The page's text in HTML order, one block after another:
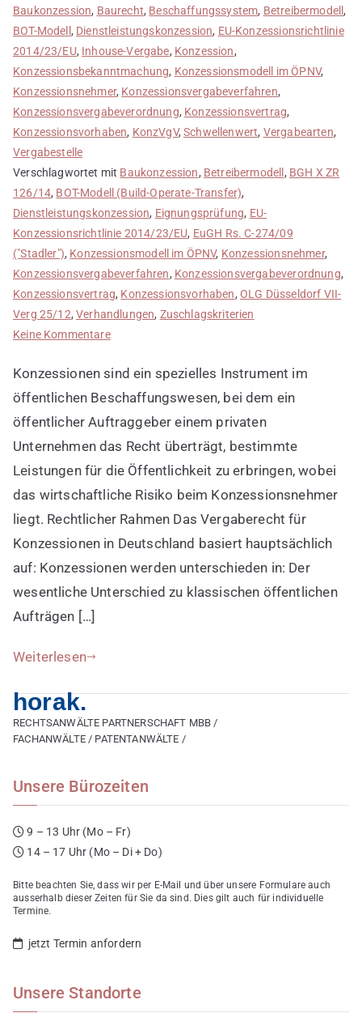
Baukonzession, Baurecht, Beschaffungssystem, Betreibermodell,
BOT-Modell , Dienstleistungskonzession, EU-Konzessionsrichtlinie
2014/23/EU, Inhouse-Vergabe, Konzession,
Konzessionsbekanntmachung, Konzessionsmodell im ÖPNV,
Konzessionsnehmer, Konzessionsvergabeverfahren,
Konzessionsvergabeverordnung, Konzessionsvertrag,
Konzessionsvorhaben, KonzVgV,Schwellenwert, Vergabearten,
Vergabestelle
Verschlagwortet mit Baukonzession, Betreibermodell , BGH X ZR
126/14, BOT-Modell (Build-Operate-Transfer),
Dienstleistungskonzession, Eignungsprüfung, EU-
Konzessionsrichtlinie 2014/23/EU, EuGH Rs. C-274/09
("Stadler"), Konzessionsmodell im ÖPNV, Konzessionsnehmer,
Konzessionsvergabeverfahren, Konzessionsvergabeverordnung,
Konzessionsvertrag, Konzessionsvorhaben, OLG Düsseldorf VII-
Verg 25/12,Verhandlungen, Zuschlagskriterien
Keine Kommentarezu
für
Konzessionen
Konzessionen sind ein spezielles Instrument im
öffentlichen Beschaffungswesen, bei dem ein
öffentlicher Auftraggeber einem privaten
Unternehmen das Recht überträgt, bestimmte
Leistungen für die Öffentlichkeit zu erbringen, wobei
das wirtschaftliche Risiko beim Konzessionsnehmer
liegt. Rechtlicher Rahmen Das Vergaberecht für
Konzessionen in Deutschland basiert hauptsächlich
auf: Konzessionen werden unterschieden in: Der
wesentliche Unterschied zu klassischen öffentlichen
Aufträgen […]
Weiterlesen
horak.
RECHTSANWÄLTE PARTNERSCHAFT MBB /
FACHANWÄLTE / PATENTANWÄLTE /
Unsere Bürozeiten
9 – 13 Uhr (Mo – Fr)
14 – 17 Uhr (Mo – Di + Do)
Bitte beachten Sie, dass wir per E-Mail und über unsere Formulare auch
ausserhalb dieser Zeiten für Sie da sind. Dies gilt auch für individuelle
Termine.
jetzt Termin anfordern
Unsere Standorte